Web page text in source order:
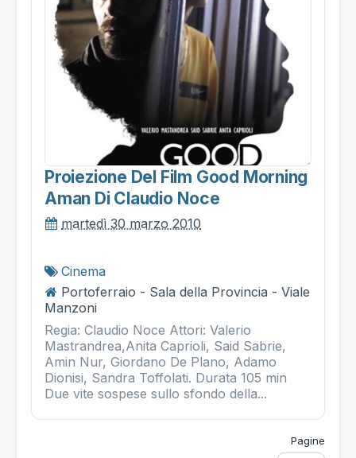
Proiezione Del Film Good Morning
Aman Di Claudio Noce
martedì 30 marzo 2010
Cinema
Portoferraio - Sala della Provincia - Viale
Manzoni
Regia: Claudio Noce Attori: Valerio
Mastrandrea,Anita Caprioli, Said Sabrie,
Amin Nur, Giordano De Plano, Adamo
Dionisi, Sandra Toffolati. Durata 105 min
Due vite sospese sullo sfondo della...
Pagine